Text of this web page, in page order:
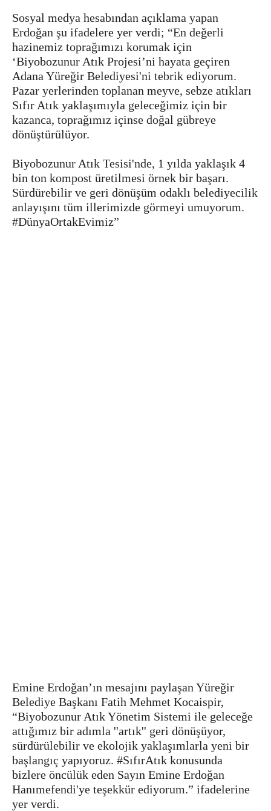
Sosyal medya hesabından açıklama yapan
Erdoğan şu ifadelere yer verdi; “En değerli
hazinemiz toprağımızı korumak için
‘Biyobozunur Atık Projesi’ni hayata geçiren
Adana Yüreğir Belediyesi'ni tebrik ediyorum.
Pazar yerlerinden toplanan meyve, sebze atıkları
Sıfır Atık yaklaşımıyla geleceğimiz için bir
kazanca, toprağımız içinse doğal gübreye
dönüştürülüyor.
Biyobozunur Atık Tesisi'nde, 1 yılda yaklaşık 4
bin ton kompost üretilmesi örnek bir başarı.
Sürdürebilir ve geri dönüşüm odaklı belediyecilik
anlayışını tüm illerimizde görmeyi umuyorum.
#DünyaOrtakEvimiz”
Emine Erdoğan’ın mesajını paylaşan Yüreğir
Belediye Başkanı Fatih Mehmet Kocaispir,
“Biyobozunur Atık Yönetim Sistemi ile geleceğe
attığımız bir adımla ''artık'' geri dönüşüyor,
sürdürülebilir ve ekolojik yaklaşımlarla yeni bir
başlangıç yapıyoruz. #SıfırAtık konusunda
bizlere öncülük eden Sayın Emine Erdoğan
Hanımefendi'ye teşekkür ediyorum.” ifadelerine
yer verdi.